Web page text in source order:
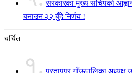
सरकारका मुख्य सचिपको
बनाउन २२ बुँदे निर्णय !
चर्चित
१. प्रतापपुर गाँऊपालिका अध्यक्ष